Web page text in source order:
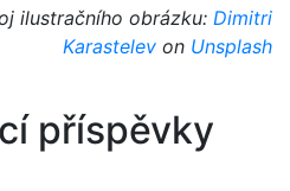
ilustračního obrázku: Dimitri
Karastelev on Unsplash
příspěvky